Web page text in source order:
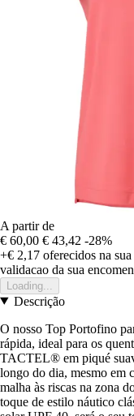
A partir de
€ 60,00 € 43,42 -28%
+€ 2,17 oferecidos na
validacao da sua
Loading...
Descrição
O nosso Top Portofino
rápida, ideal para os
TACTEL® em piqué
longo do dia, mesmo em
malha às riscas na zona
toque de estilo náutico